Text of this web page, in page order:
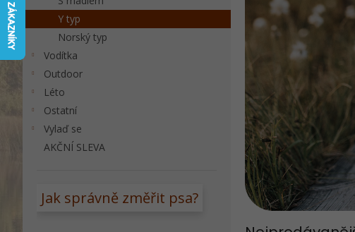
a
n
l
Y typ
Norský typ
Vodítka
Outdoor
Léto
Ostatní
Vylaď se
AKČNÍ SLEVA
Jak správně změřit psa?